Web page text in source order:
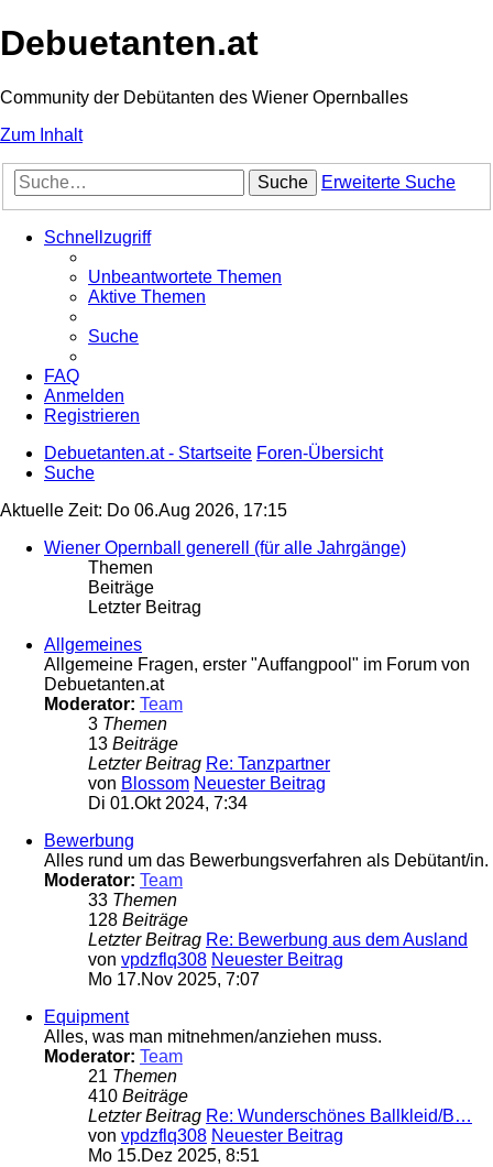
Debuetanten.at
Community der Debütanten des Wiener Opernballes
Zum Inhalt
Suche Erweiterte Suche
Schnellzugriff
Unbeantwortete Themen
Aktive Themen
Suche
FAQ
Anmelden
Registrieren
Debuetanten.at - Startseite Foren-Übersicht
Suche
Aktuelle Zeit: Do 06.Aug 2026, 17:15
Wiener Opernball generell (für alle Jahrgänge)
Themen
Beiträge
Letzter Beitrag
Allgemeines
Allgemeine Fragen, erster "Auffangpool" im Forum von
Debuetanten.at
Moderator: Team
3 Themen
13 Beiträge
Letzter Beitrag Re: Tanzpartner
von Blossom Neuester Beitrag
Di 01.Okt 2024, 7:34
Bewerbung
Alles rund um das Bewerbungsverfahren als Debütant/in.
Moderator: Team
33 Themen
128 Beiträge
Letzter Beitrag Re: Bewerbung aus dem Ausland
von vpdzflq308 Neuester Beitrag
Mo 17.Nov 2025, 7:07
Equipment
Alles, was man mitnehmen/anziehen muss.
Moderator: Team
21 Themen
410 Beiträge
Letzter Beitrag Re: Wunderschönes Ballkleid/B…
von vpdzflq308 Neuester Beitrag
Mo 15.Dez 2025, 8:51